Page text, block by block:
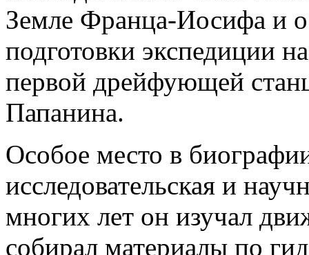
Земле Франца-Иосифа и
подготовки экспедиции
первой дрейфующей
Папанина.
Особое место в
исследовательская и
многих лет он изучал
собирал материалы по